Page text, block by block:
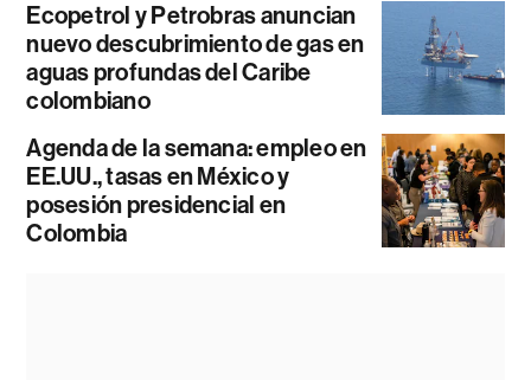
Ecopetrol y Petrobras anuncian
nuevo descubrimiento de gas en
aguas profundas del Caribe
colombiano
Agenda de la semana: empleo en
EE.UU., tasas en México y
posesión presidencial en
Colombia